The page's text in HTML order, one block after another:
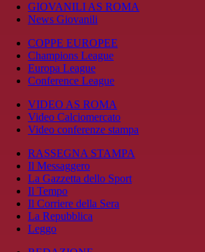
GIOVANILI AS ROMA
News Giovanili
COPPE EUROPEE
Champions League
Europa League
Conference League
VIDEO AS ROMA
Video Calciomercato
Video conferenze stampa
RASSEGNA STAMPA
Il Messaggero
La Gazzetta dello Sport
Il Tempo
Il Corriere della Sera
La Repubblica
Leggo